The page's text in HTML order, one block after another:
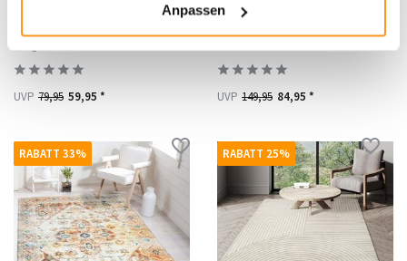
Anpassen
Teppich Modern - Evora
UVP 79,95 59,95 * UVP 149,95 84,95 *
RABATT 33% RABATT 25%